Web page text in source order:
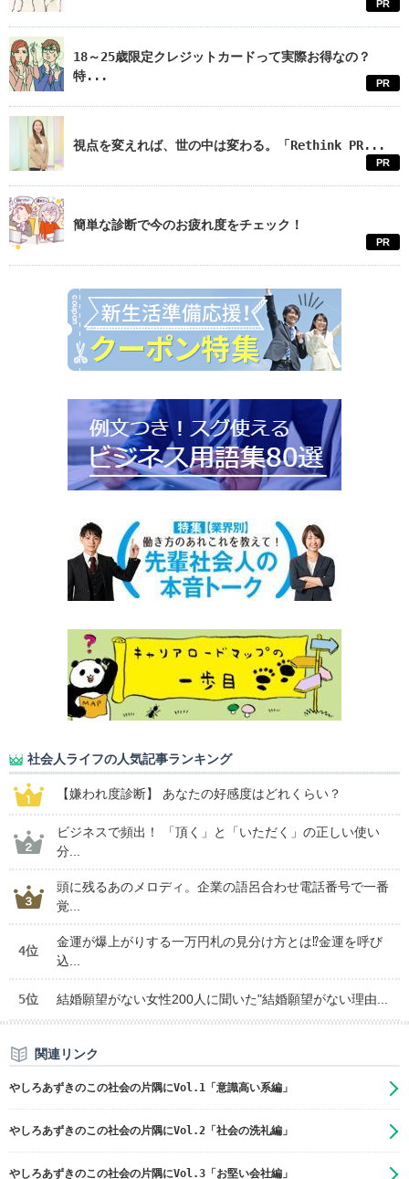
PR
18～25歳限定クレジットカードって実際お得なの？
特...
PR
視点を変えれば、世の中は変わる。「Rethink PR...
PR
簡単な診断で今のお疲れ度をチェック！
PR
社会人ライフの人気記事ランキング
【嫌われ度診断】 あなたの好感度はどれくらい？
ビジネスで頻出！ 「頂く」と「いただく」の正しい使い
分...
頭に残るあのメロディ。企業の語呂合わせ電話番号で一番
覚...
4位
金運が爆上がりする一万円札の見分け方とは⁉金運を呼び
込...
5位 結婚願望がない女性200人に聞いた"結婚願望がない理由...
関連リンク
やしろあずきのこの社会の片隅にVol.1「意識高い系編」
やしろあずきのこの社会の片隅にVol.2「社会の洗礼編」
やしろあずきのこの社会の片隅にVol.3「お堅い会社編」